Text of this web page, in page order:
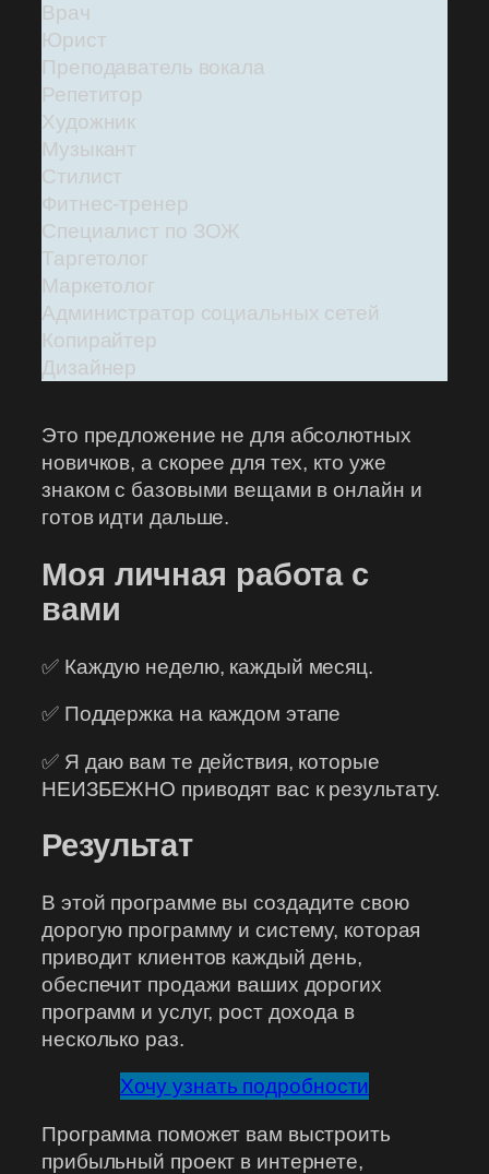
Врач
Юрист
Преподаватель вокала
Репетитор
Художник
Музыкант
Стилист
Фитнес-тренер
Специалист по ЗОЖ
Таргетолог
Маркетолог
Администратор социальных сетей
Копирайтер
Дизайнер
Это предложение не для абсолютных
новичков, а скорее для тех, кто уже
знаком с базовыми вещами в онлайн и
готов идти дальше.
Моя личная работа с
вами
✅ Каждую неделю, каждый месяц.
✅ Поддержка на каждом этапе
✅ Я даю вам те действия, которые
НЕИЗБЕЖНО приводят вас к результату.
Результат
В этой программе вы создадите свою
дорогую программу и систему, которая
приводит клиентов каждый день,
обеспечит продажи ваших дорогих
программ и услуг, рост дохода в
несколько раз.
Хочу узнать подробности
Программа поможет вам выстроить
прибыльный проект в интернете,